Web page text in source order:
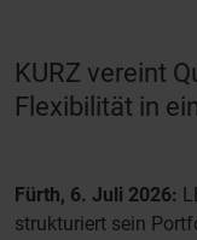
KURZ vereint
Flexibilität in
Fürth, 6. Juli 2026:
strukturiert sein